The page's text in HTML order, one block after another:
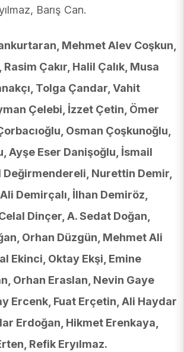
Barış Can.
Mehmet Alev Coşkun,
Çakır, Halil Çalık, Musa
Tolga Çandar, Vahit
Çelebi, İzzet Çetin, Ömer
Osman Çoşkunoğlu,
Ayşe Eser Danişoğlu, İsmail
Değirmendereli, Nurettin Demir,
Demirçalı, İlhan Demiröz,
Dinçer, A. Sedat Doğan,
Orhan Düzgün, Mehmet Ali
Ekinci, Oktay Ekşi, Emine
Orhan Eraslan, Nevin Gaye
Ercenk, Fuat Erçetin, Ali Haydar
Erdoğan, Hikmet Erenkaya,
Refik Eryılmaz.